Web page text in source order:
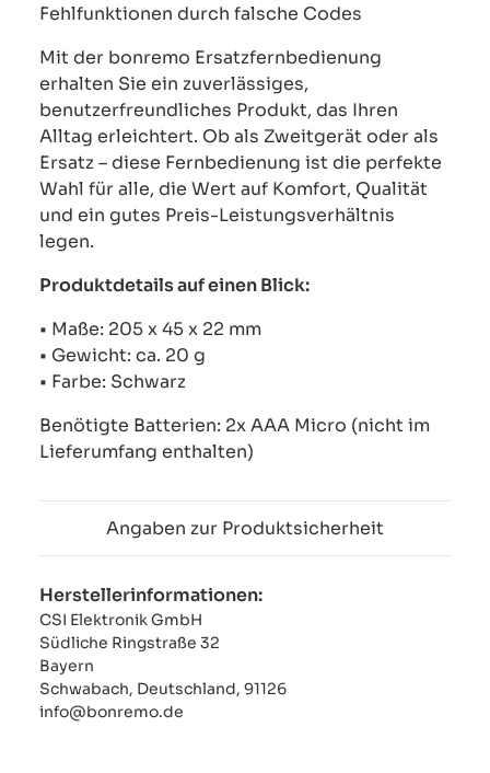
Fehlfunktionen durch falsche Codes
Mit der bonremo Ersatzfernbedienung
erhalten Sie ein zuverlässiges,
benutzerfreundliches Produkt, das Ihren
Alltag erleichtert. Ob als Zweitgerät oder als
Ersatz – diese Fernbedienung ist die perfekte
Wahl für alle, die Wert auf Komfort, Qualität
und ein gutes Preis-Leistungsverhältnis
legen.
Produktdetails auf einen Blick:
• Maße: 205 x 45 x 22 mm
• Gewicht: ca. 20 g
• Farbe: Schwarz
Benötigte Batterien: 2x AAA Micro (nicht im
Lieferumfang enthalten)
Angaben zur Produktsicherheit
Herstellerinformationen:
CSI Elektronik GmbH
Südliche Ringstraße 32
Bayern
Schwabach, Deutschland, 91126
info@bonremo.de